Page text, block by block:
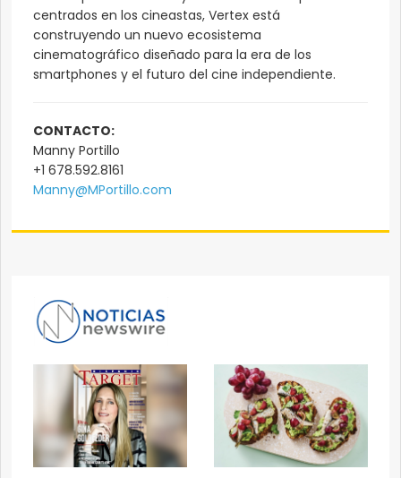
centrados en los cineastas, Vertex está
construyendo un nuevo ecosistema
cinematográfico diseñado para la era de los
smartphones y el futuro del cine independiente.
CONTACTO:
Manny Portillo
+1 678.592.8161
Manny@MPortillo.com